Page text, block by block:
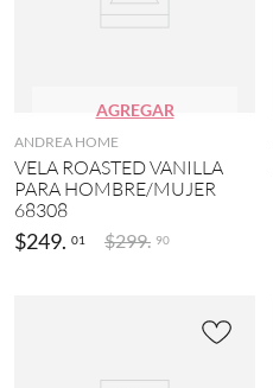
AGREGAR
ANDREA HOME
VELA ROASTED VANILLA
PARA HOMBRE/MUJER
68308
$249. 01 $299. 90